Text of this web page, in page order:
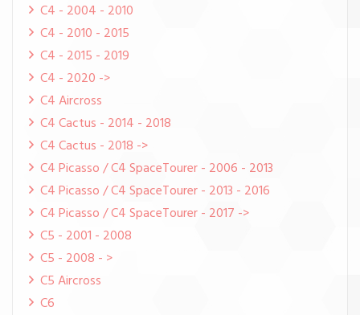
C4 - 2004 - 2010
C4 - 2010 - 2015
C4 - 2015 - 2019
C4 - 2020 ->
C4 Aircross
C4 Cactus - 2014 - 2018
C4 Cactus - 2018 ->
C4 Picasso / C4 SpaceTourer - 2006 - 2013
C4 Picasso / C4 SpaceTourer - 2013 - 2016
C4 Picasso / C4 SpaceTourer - 2017 ->
C5 - 2001 - 2008
C5 - 2008 - >
C5 Aircross
C6